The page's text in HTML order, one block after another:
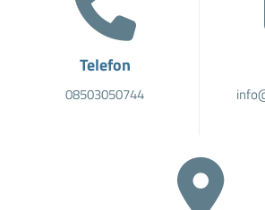
Telefon
08503050744